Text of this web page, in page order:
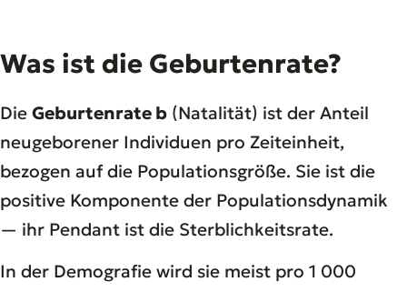
Was ist die Geburtenrate?
Die Geburtenrate b (Natalität) ist der Anteil
neugeborener Individuen pro Zeiteinheit,
bezogen auf die Populationsgröße. Sie ist die
positive Komponente der Populationsdynamik
— ihr Pendant ist die Sterblichkeitsrate.
In der Demografie wird sie meist pro 1 000